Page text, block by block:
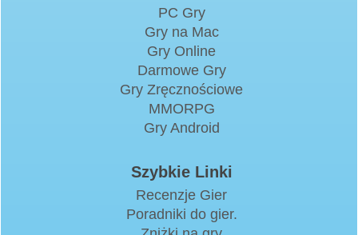
PC Gry
Gry na Mac
Gry Online
Darmowe Gry
Gry Zręcznościowe
MMORPG
Gry Android
Szybkie Linki
Recenzje Gier
Poradniki do gier.